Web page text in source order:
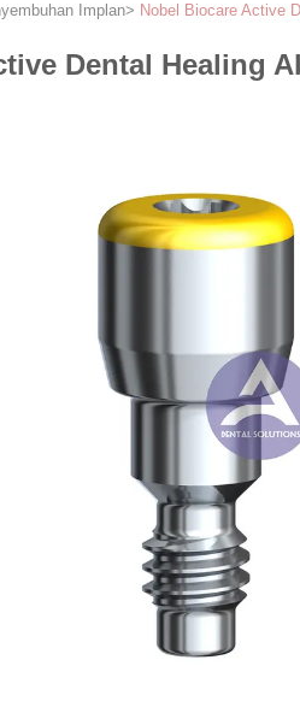
Implan> Nobel Biocare Active
Dental Healing